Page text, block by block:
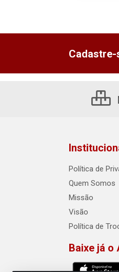
Política de
Quem Somos
Missão
Visão
Política de
Baixe já o